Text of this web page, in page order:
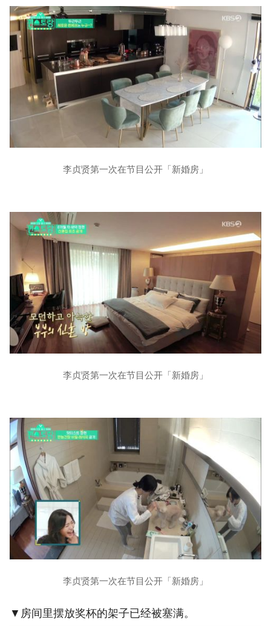
李贞贤第一次在节目公开「新婚房」
李贞贤第一次在节目公开「新婚房」
李贞贤第一次在节目公开「新婚房」
▼房间里摆放奖杯的架子已经被塞满。